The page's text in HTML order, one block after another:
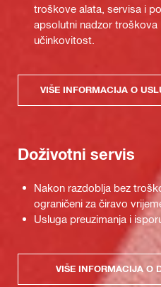
troškove alata, servisa i
apsolutni nadzor troškova
učinkovitost.
VIŠE INFORMACIJA O
Doživotni servis
Nakon razdoblja bez
ograničeni za čiravo
Usluga preuzimanja i
VIŠE INFORMACIJA O